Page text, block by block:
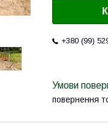
+380 (99)
повернення